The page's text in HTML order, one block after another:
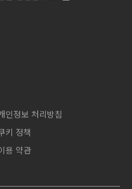
인정보 처리방침
키 정책
용 약관